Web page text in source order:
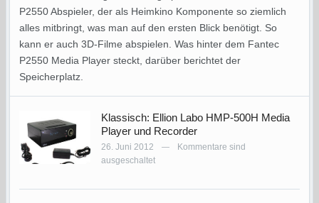
P2550 Abspieler, der als Heimkino Komponente so ziemlich
alles mitbringt, was man auf den ersten Blick benötigt. So
kann er auch 3D-Filme abspielen. Was hinter dem Fantec
P2550 Media Player steckt, darüber berichtet der
Speicherplatz.
Klassisch: Ellion Labo HMP-500H Media
Player und Recorder
26. Juni 2012 —
Kommentare sind
ausgeschaltet